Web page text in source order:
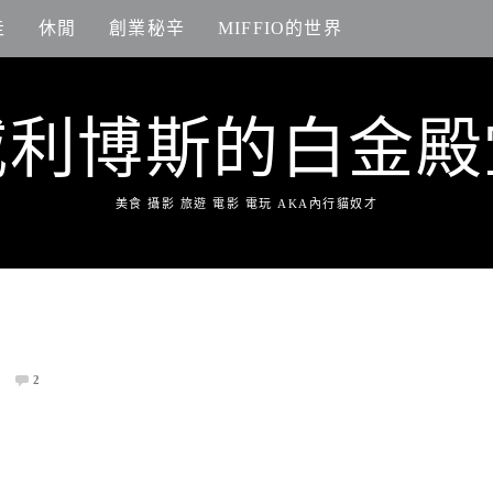
休閒 創業秘辛 MIFFIO的世界
博斯的白金
美食 攝影 旅遊 電影 電玩 AKA內行貓奴才
2